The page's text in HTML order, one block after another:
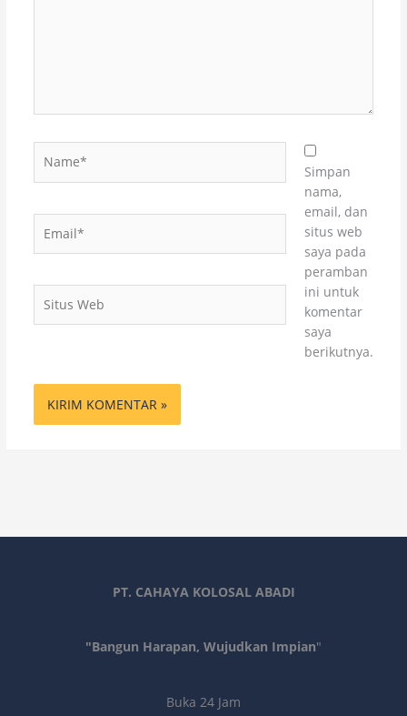
Web
Simpan
nama,
email, dan
situs web
saya pada
peramban
ini untuk
komentar
saya
berikutnya.
PT. CAHAYA KOLOSAL ABADI
"Bangun Harapan, Wujudkan Impian"
Buka 24 Jam